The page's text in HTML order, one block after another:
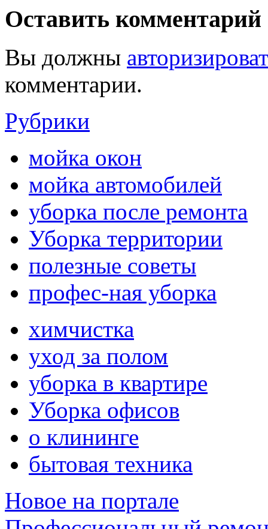
Оставить комментарий
Вы должны
комментарии.
Рубрики
мойка окон
мойка автомобилей
уборка после ремонта
Уборка территории
полезные советы
профес-ная уборка
химчистка
уход за полом
уборка в квартире
Уборка офисов
о клининге
бытовая техника
Новое на портале